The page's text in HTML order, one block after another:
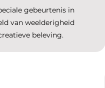
gebeurtenis in
van weelderigheid
beleving.